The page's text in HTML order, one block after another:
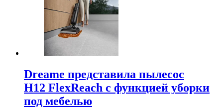
Dreame представила пылесос
H12 FlexReach с функцией уборки
под мебелью